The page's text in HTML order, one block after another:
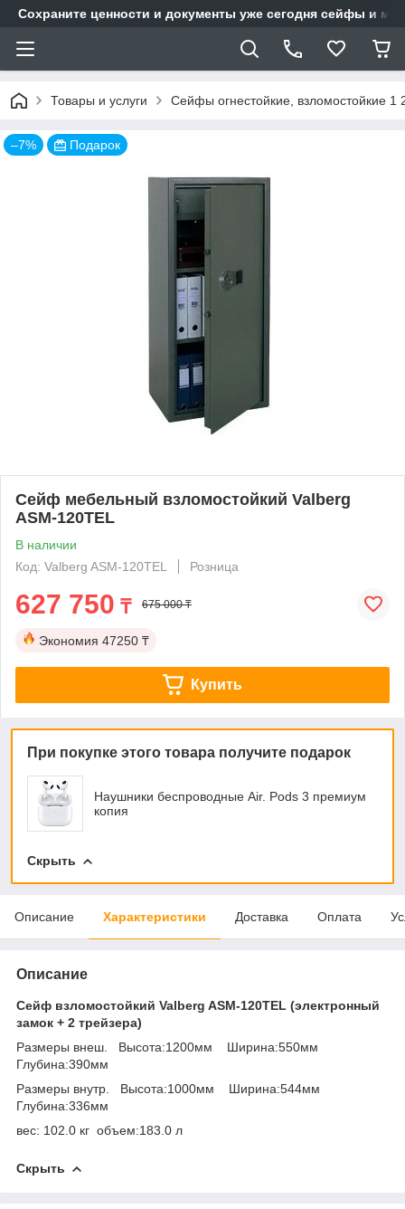
Сохраните ценности и документы уже сегодня сейфы и
Товары и услуги Сейфы огнестойкие, взломостойкие
–7% Подарок
Сейф мебельный взломостойкий Valberg
ASM-120TEL
В наличии
Код: Valberg ASM-120TEL
Розница
627 750 ₸ 675 000 ₸
Экономия 47250 ₸
Купить
При покупке этого товара получите подарок
Наушники беспроводные Air. Pods 3 премиум
копия
Скрыть
Описание Характеристики Доставка Оплата
Описание
Сейф взломостойкий Valberg ASM-120TEL (электронный
замок + 2 трейзера)
Размеры внеш. Высота:1200мм Ширина:550мм
Глубина:390мм
Размеры внутр. Высота:1000мм Ширина:544мм
Глубина:336мм
вес: 102.0 кг объем:183.0 л
Скрыть